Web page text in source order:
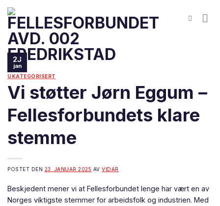
content
23
jan
UKATEGORISERT
Vi støtter Jørn Eggum –
Fellesforbundets klare
stemme
POSTET DEN 23. JANUAR 2025 AVVIDAR
Beskjedent mener vi at Fellesforbundet lenge har vært en av
Norges viktigste stemmer for arbeidsfolk og industrien. Med